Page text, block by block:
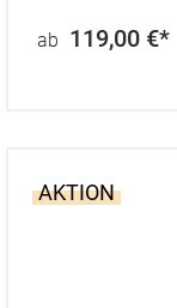
ab 119,00 €*
AKTION